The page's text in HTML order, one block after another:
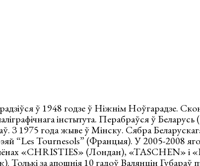
ў 1948 годзе ў Ніжнім Ноўгарадзе.
інстытута. Перабраўся ў Беларусь
З 1975 года жыве ў Мінску. Сябра
“Les Tournesols” (Францыя). У 2005-2008
«CHRISTIES» (Лондан), «TASCHEN» і
за апошнія 10 гадоў Валянцін Губараў